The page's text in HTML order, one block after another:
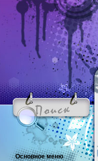
Основное меню